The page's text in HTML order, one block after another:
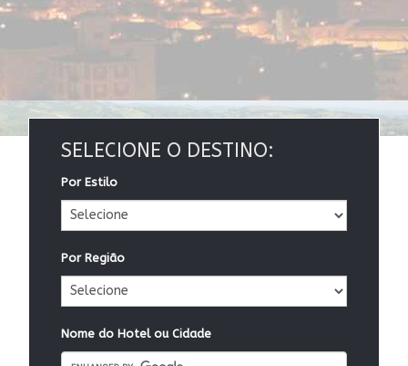
SELECIONE O DESTINO:
Por Estilo
Por Região
Nome do Hotel ou Cidade